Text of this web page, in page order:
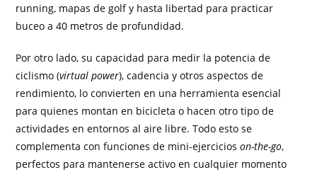
running, mapas de golf y hasta libertad para practicar
buceo a 40 metros de profundidad.
Por otro lado, su capacidad para medir la potencia de
ciclismo (virtual power), cadencia y otros aspectos de
rendimiento, lo convierten en una herramienta esencial
para quienes montan en bicicleta o hacen otro tipo de
actividades en entornos al aire libre. Todo esto se
complementa con funciones de mini-ejercicioson-the-go,
perfectos para mantenerse activo en cualquier momento